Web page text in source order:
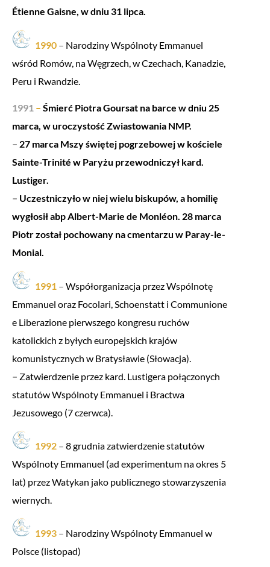
Étienne Gaisne, w dniu 31 lipca.
1990 – Narodziny Wspólnoty Emmanuel
wśród Romów, na Węgrzech, w Czechach, Kanadzie,
Peru i Rwandzie.
1991 – Śmierć Piotra Goursat na barce w dniu 25
marca, w uroczystość Zwiastowania NMP.
– 27 marca Mszy świętej pogrzebowej w kościele
Sainte-Trinité w Paryżu przewodniczył kard.
Lustiger.
– Uczestniczyło w niej wielu biskupów, a homilię
wygłosił abp Albert-Marie de Monléon. 28 marca
Piotr został pochowany na cmentarzu w Paray-le-
Monial.
1991 – Współorganizacja przez Wspólnotę
Emmanuel oraz Focolari, Schoenstatt i Communione
e Liberazione pierwszego kongresu ruchów
katolickich z byłych europejskich krajów
komunistycznych w Bratysławie (Słowacja).
– Zatwierdzenie przez kard. Lustigera połączonych
statutów Wspólnoty Emmanuel i Bractwa
Jezusowego (7 czerwca).
1992 – 8 grudnia zatwierdzenie statutów
Wspólnoty Emmanuel (ad experimentum na okres 5
lat) przez Watykan jako publicznego stowarzyszenia
wiernych.
1993 – Narodziny Wspólnoty Emmanuel w
Polsce (listopad)